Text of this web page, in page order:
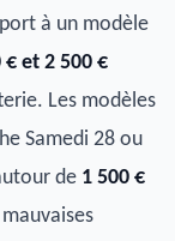
à un modèle
€ et 2 500 €
Les modèles
Samedi 28 ou
de 1 500 €